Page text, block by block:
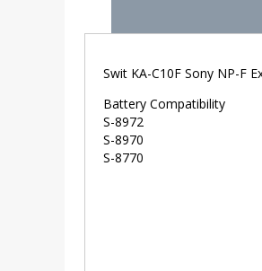
Swit KA-C10F Sony NP-F
Battery Compatibility
S-8972
S-8970
S-8770